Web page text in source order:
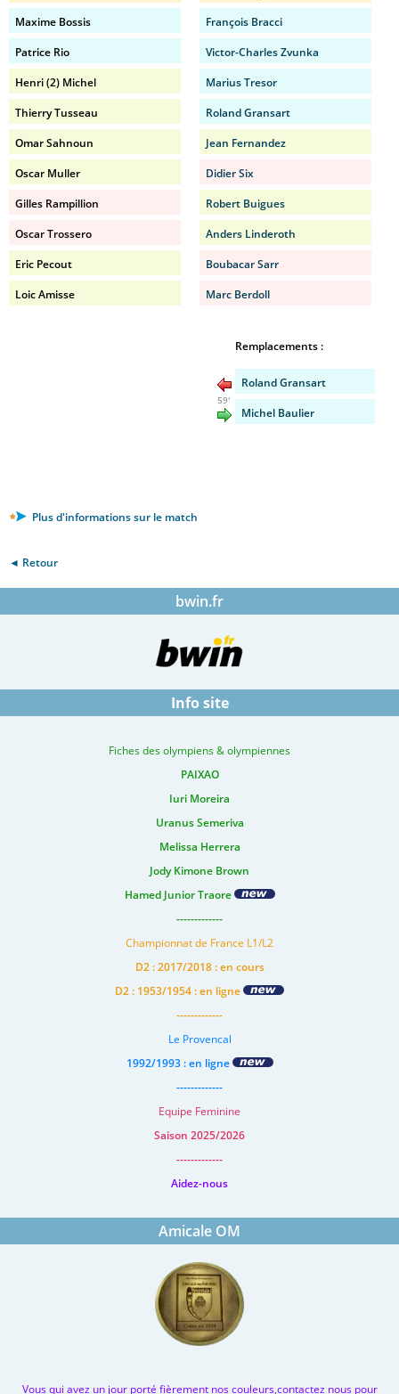
Maxime Bossis
Patrice Rio
Henri (2) Michel
Thierry Tusseau
Omar Sahnoun
Oscar Muller
Gilles Rampillion
Oscar Trossero
Eric Pecout
Loic Amisse
François Bracci
Victor-Charles Zvunka
Marius Tresor
Roland Gransart
Jean Fernandez
Didier Six
Robert Buigues
Anders Linderoth
Boubacar Sarr
Marc Berdoll
Remplacements :
Roland Gransart
59'
Michel Baulier
Plus d'informations sur le match
◄ Retour
bwin.fr
Info site
Fiches des olympiens & olympiennes
PAIXAO
Iuri Moreira
Uranus Semeriva
Melissa Herrera
Jody Kimone Brown
Hamed Junior Traore
-------------
Championnat de France L1/L2
D2 : 2017/2018 : en cours
D2 : 1953/1954 : en ligne
-------------
Le Provencal
1992/1993 : en ligne
-------------
Equipe Feminine
Saison 2025/2026
-------------
Aidez-nous
Amicale OM
Vous qui avez un jour porté fièrement nos couleurs,contactez nous pour